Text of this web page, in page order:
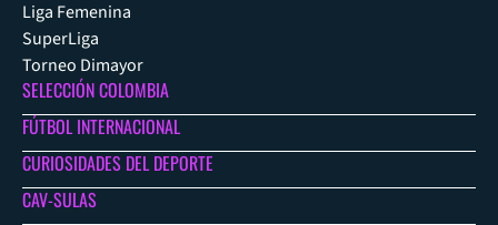
Liga Femenina
SuperLiga
Torneo Dimayor
SELECCIÓN COLOMBIA
FÚTBOL INTERNACIONAL
CURIOSIDADES DEL DEPORTE
CAV-SULAS